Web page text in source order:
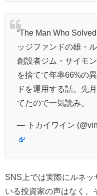
“The Man Who
ッジファンドの雄・
創設者ジム・サイモ
を捨てて年率66%の
ドを運用する話。先
てたので一気読み。
— トカイワイン
SNS上では実際にルネッ
いる投資家の声はなく、